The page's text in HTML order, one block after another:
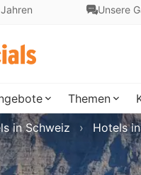
Unsere
Themen
in Schweiz Hotels